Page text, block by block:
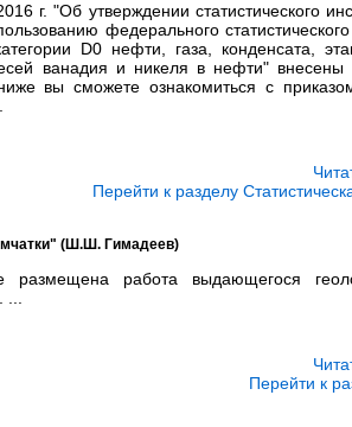
г. "Об утверждении статистического
федерального
D0 нефти, газа, конденсата,
ванадия и никеля в нефти"
вы сможете ознакомиться с
Перейти к разделу
(Ш.Ш. Гимадеев)
работа выдающегося
Перейти к